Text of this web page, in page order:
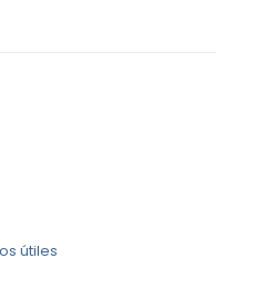
útiles